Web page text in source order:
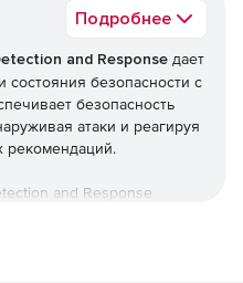
Подробнее
and Response дает
безопасности с
безопасность
атаки и реагируя
рекомендаций.
and Response